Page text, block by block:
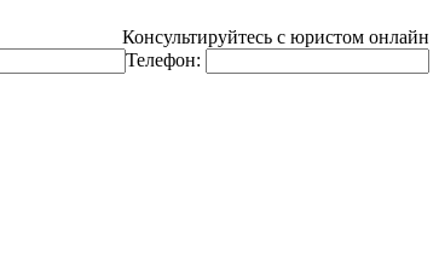
Консультируйтесь с юристом онлайн
Телефон: